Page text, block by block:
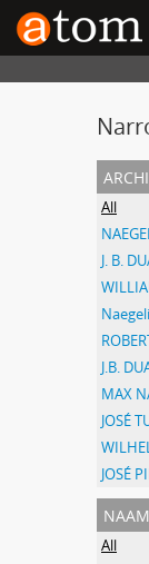
All
J. B.
J.B.
MAX
JOSÉ
JOSÉ
naam
All